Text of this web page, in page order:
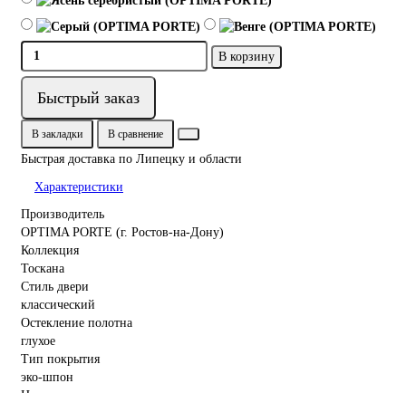
В корзину
Быстрый заказ
В закладки В сравнение
Быстрая доставка по Липецку и области
Характеристики
Производитель
OPTIMA PORTE (г. Ростов-на-Дону)
Коллекция
Тоскана
Стиль двери
классический
Остекление полотна
глухое
Тип покрытия
эко-шпон